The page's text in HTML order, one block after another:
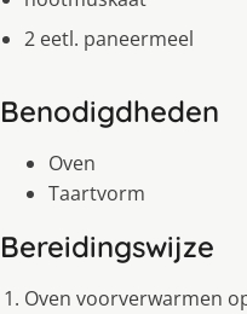
2 eetl. paneermeel
Benodigdheden
Oven
Taartvorm
Bereidingswijze
Oven voorverwarmen